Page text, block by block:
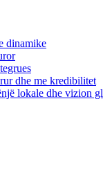
dinamike
dhe me kredibilitet
lokale dhe vizion